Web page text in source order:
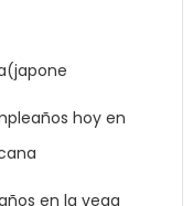
hoy en
en la vega